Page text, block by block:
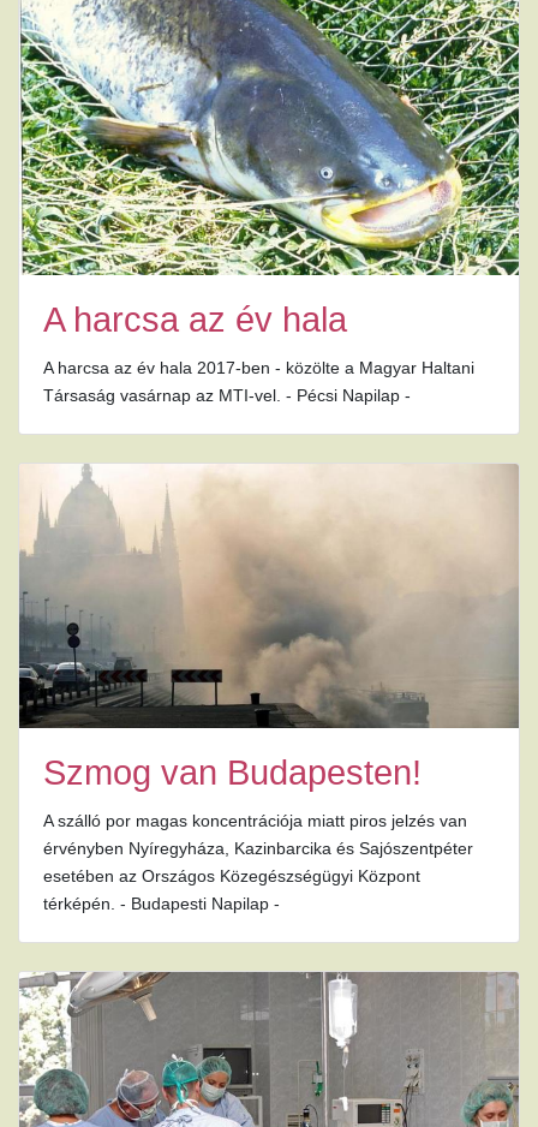
A harcsa az év hala
A harcsa az év hala 2017-ben - közölte a Magyar Haltani
Társaság vasárnap az MTI-vel. - Pécsi Napilap -
Szmog van Budapesten!
A szálló por magas koncentrációja miatt piros jelzés van
érvényben Nyíregyháza, Kazinbarcika és Sajószentpéter
esetében az Országos Közegészségügyi Központ
térképén. - Budapesti Napilap -